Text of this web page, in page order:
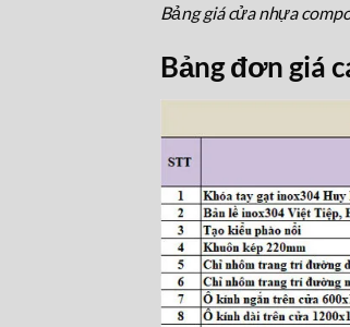
Bảng giá cửa nhựa
Bảng đơn giá